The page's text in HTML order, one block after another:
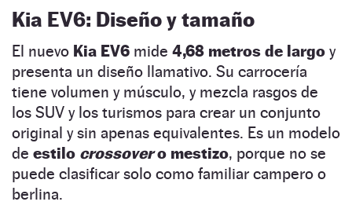
Kia EV6: Diseño y tamaño
El nuevo Kia EV6 mide 4,68 metros de largo y
presenta un diseño llamativo. Su carrocería
tiene volumen y músculo, y mezcla rasgos de
los SUV y los turismos para crear un conjunto
original y sin apenas equivalentes. Es un modelo
de estilo crossovero mestizo, porque no se
puede clasificar solo como familiar campero o
berlina.